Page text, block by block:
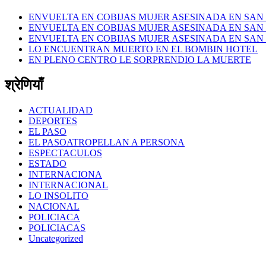
ENVUELTA EN COBIJAS MUJER ASESINADA EN SAN
ENVUELTA EN COBIJAS MUJER ASESINADA EN SAN
ENVUELTA EN COBIJAS MUJER ASESINADA EN SAN
LO ENCUENTRAN MUERTO EN EL BOMBIN HOTEL
EN PLENO CENTRO LE SORPRENDIO LA MUERTE
श्रेणियाँ
ACTUALIDAD
DEPORTES
EL PASO
EL PASOATROPELLAN A PERSONA
ESPECTACULOS
ESTADO
INTERNACIONA
INTERNACIONAL
LO INSOLITO
NACIONAL
POLICIACA
POLICIACAS
Uncategorized